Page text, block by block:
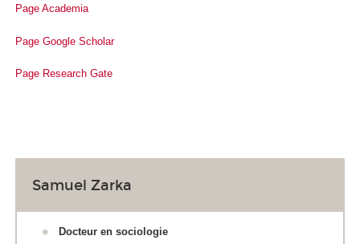
Page Academia
Page Google Scholar
Page Research Gate
Samuel Zarka
Docteur en sociologie